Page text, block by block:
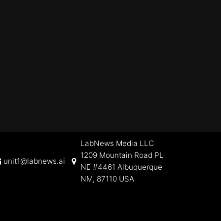
unit1@labnews.ai
LabNews Media LLC
1209 Mountain Road PL
NE #4461 Albuquerque
NM, 87110 USA